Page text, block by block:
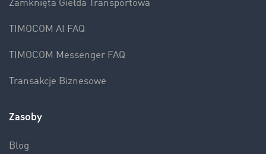
Zamknięta Giełda Transportowa
TIMOCOM AI FAQ
TIMOCOM Messenger FAQ
Transakcje Biznesowe
Zasoby
Blog